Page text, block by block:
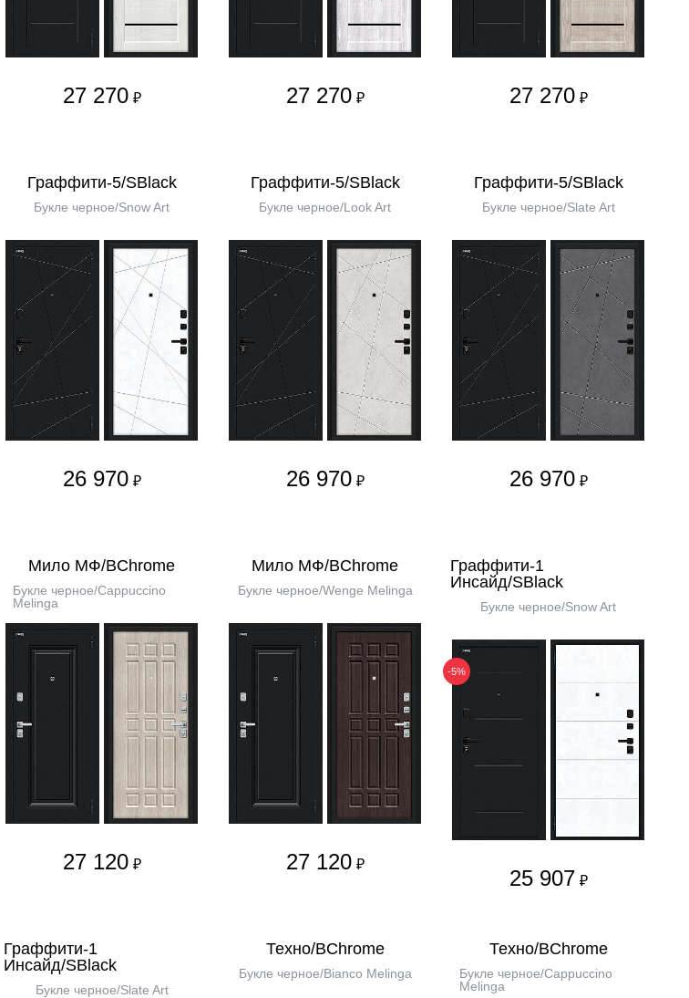
27 270 ₽ 27 270 ₽ 27 270 ₽
Граффити-5/SBlack
Букле черное/Snow Art
26 970 ₽
Граффити-5/SBlack
Букле черное/Look Art
26 970 ₽
Граффити-5/SBlack
Букле черное/Slate Art
26 970 ₽
Мило МФ/BChrome
Букле черное/Cappuccino
Melinga
27 120 ₽
Мило МФ/BChrome
Букле черное/Wenge Melinga
27 120 ₽
Граффити-1
Инсайд/SBlack
Букле черное/Snow Art
-5%
25 907 ₽
Граффити-1
Инсайд/SBlack
Букле черное/Slate Art
Техно/BChrome
Букле черное/Bianco Melinga
Техно/BChrome
Букле черное/Cappuccino
Melinga